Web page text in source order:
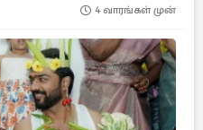
4 வாரங்கள் முன்